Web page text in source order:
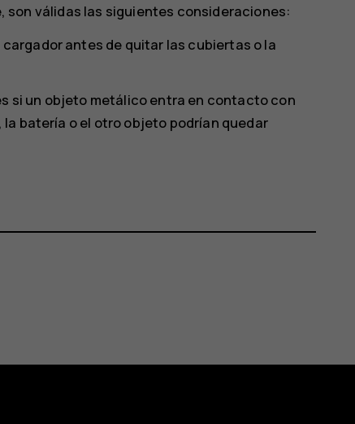
válidas las siguientes consideraciones:
antes de quitar las cubiertas o la
si un objeto metálico entra en contacto con
batería o el otro objeto podrían quedar